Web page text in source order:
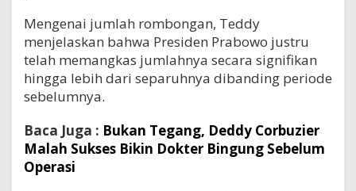
Mengenai jumlah rombongan, Teddy
menjelaskan bahwa Presiden Prabowo justru
telah memangkas jumlahnya secara signifikan
hingga lebih dari separuhnya dibanding periode
sebelumnya.
Baca Juga : Bukan Tegang, Deddy Corbuzier
Malah Sukses Bikin Dokter Bingung Sebelum
Operasi